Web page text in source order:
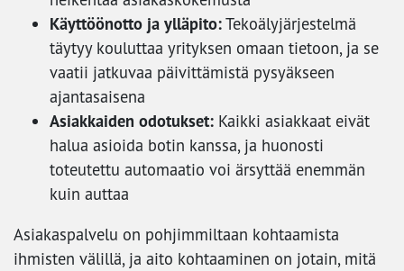
Käyttöönotto ja ylläpito:Tekoälyjärjestelmä
täytyy kouluttaa yrityksen omaan tietoon, ja se
vaatii jatkuvaa päivittämistä pysyäkseen
ajantasaisena
Asiakkaiden odotukset: Kaikki asiakkaat eivät
halua asioida botin kanssa, ja huonosti
toteutettu automaatio voi ärsyttää enemmän
kuin auttaa
Asiakaspalvelu on pohjimmiltaan kohtaamista
ihmisten välillä, ja aito kohtaaminen on jotain, mitä